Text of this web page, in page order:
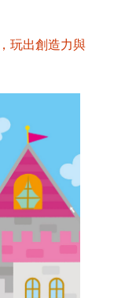
玩出創造力與